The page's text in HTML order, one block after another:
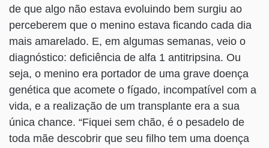
de que algo não estava evoluindo bem surgiu ao
perceberem que o menino estava ficando cada dia
mais amarelado. E, em algumas semanas, veio o
diagnóstico: deficiência de alfa 1 antitripsina. Ou
seja, o menino era portador de uma grave doença
genética que acomete o fígado, incompatível com a
vida, e a realização de um transplante era a sua
única chance. “Fiquei sem chão, é o pesadelo de
toda mãe descobrir que seu filho tem uma doença